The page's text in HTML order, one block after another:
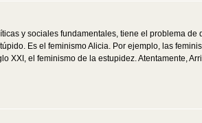
y sociales fundamentales, tiene el problema
Es el feminismo Alicia. Por ejemplo, las
el feminismo de la estupidez. Atentamente,